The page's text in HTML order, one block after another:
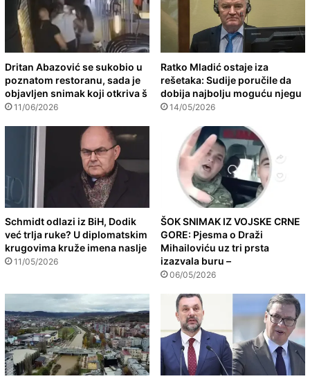
Dritan Abazović se sukobio u
poznatom restoranu, sada je
objavljen snimak koji otkriva š
11/06/2026
Ratko Mladić ostaje iza
rešetaka: Sudije poručile da
dobija najbolju moguću njegu
14/05/2026
Schmidt odlazi iz BiH, Dodik
već trlja ruke? U diplomatskim
krugovima kruže imena naslje
11/05/2026
ŠOK SNIMAK IZ VOJSKE CRNE
GORE: Pjesma o Draži
Mihailoviću uz tri prsta
izazvala buru –
06/05/2026